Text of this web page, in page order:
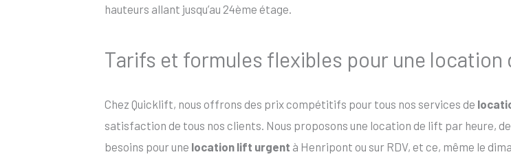
hauteurs allant jusqu’au 24ème étage.
Tarifs et formules flexibles pour une location
Chez Quicklift, nous offrons des prix compétitifs pour tous nos services de
satisfaction de tous nos clients. Nous proposons une location de lift par heure,
besoins pour une location lift urgent à Henripont ou sur RDV, et ce, même le